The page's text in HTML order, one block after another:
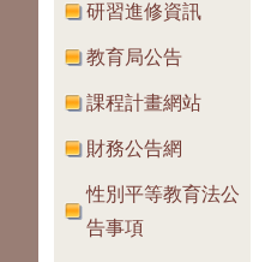
研習進修資訊
教育局公告
課程計畫網站
財務公告網
性別平等教育法公
告事項